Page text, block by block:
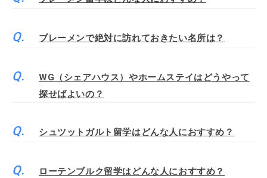
ブレーメンで絶対に訪れておきたい名所は？
WG（シェアハウス）やホームステイはどうやって
探せばよいの？
シュツットガルト留学はどんな人におすすめ？
ローテンブルク留学はどんな人におすすめ？